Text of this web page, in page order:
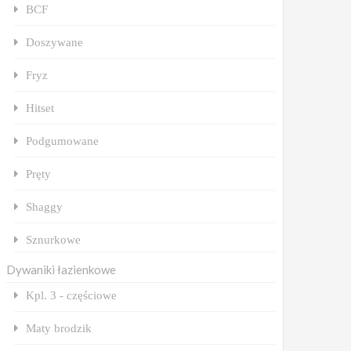
BCF
Doszywane
Fryz
Hitset
Podgumowane
Pręty
Shaggy
Sznurkowe
Dywaniki łazienkowe
Kpl. 3 - częściowe
Maty brodzik